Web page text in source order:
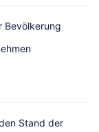
Bevölkerung
Stand der